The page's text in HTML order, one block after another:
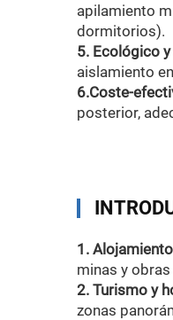
apilamiento
dormitorios).
5. Ecológico
aislamiento
6.Coste-
posterior,
1.
minas y
2. Turismo y
zonas